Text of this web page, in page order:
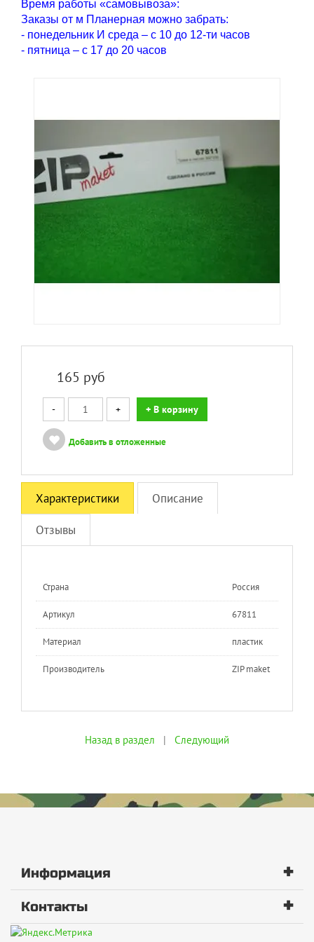
Время работы «самовывоза»:
Заказы от м Планерная можно забрать:
- понедельник И среда – с 10 до 12-ти часов
- пятница – с 17 до 20 часов
165 руб
- + + В корзину
Добавить в отложенные
Характеристики Описание
Отзывы
Страна Россия
Артикул 67811
Материал пластик
Производитель ZIP maket
Назад в раздел | Следующий
Информация +
Контакты +